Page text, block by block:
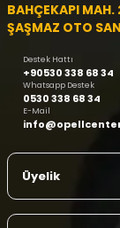
BAHÇEKAPI
ŞAŞMAZ OTO
Destek Hattı
+90530 338 68 34
Whatsapp Destek
0530 338 68 34
E-Mail
Üyelik